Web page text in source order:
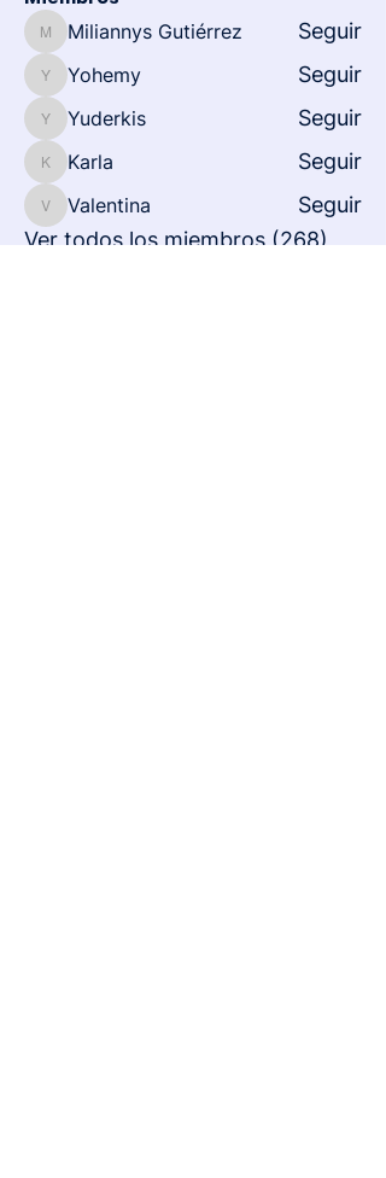
Miliannys Gutiérrez
Miliannys Gutiérrez Seguir
YohemyYohemy Seguir
Yuderkis
Yuderkis Seguir
KarlaKarla Seguir
Valentina
Valentina
Seguir
Ver todos los miembros (268)